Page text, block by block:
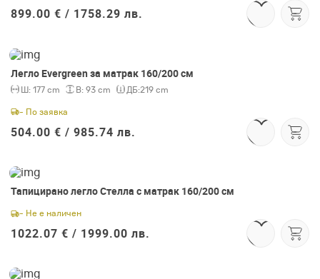
899.00 € / 1758.29 лв.
Легло Evergreen за матрак 160/200 см
Ш: 177 cm В: 93 cm ДБ:219 cm
- По заявка
504.00 € / 985.74 лв.
Тапицирано легло Стелла с матрак 160/200 см
- Не е наличен
1022.07 € / 1999.00 лв.